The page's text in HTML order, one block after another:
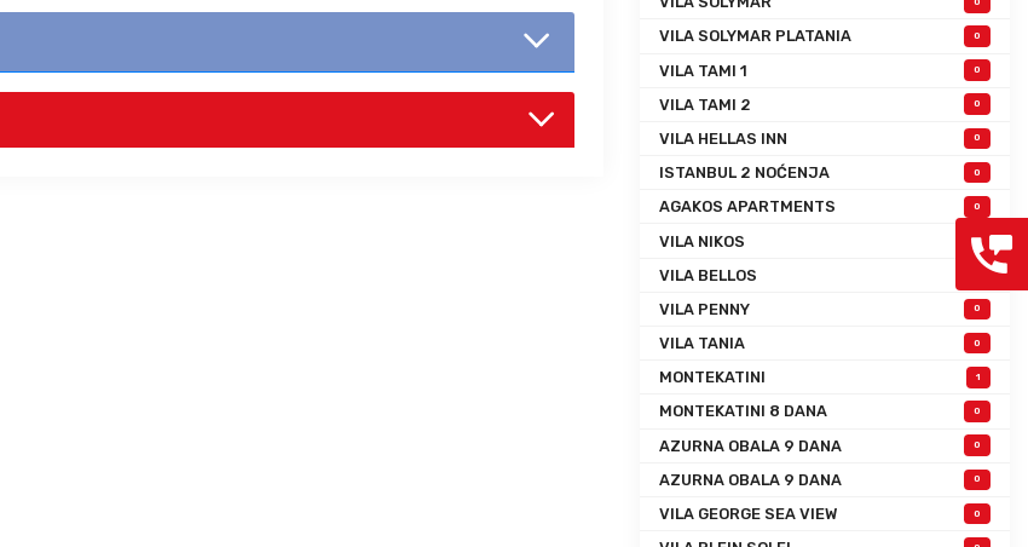
VILA SOLYMAR PLATANIA 0
VILA TAMI 1 0
VILA TAMI 2 0
VILA HELLAS INN 0
ISTANBUL 2 NOĆENJA 0
AGAKOS APARTMENTS 0
VILA NIKOS 0
VILA BELLOS
VILA PENNY 0
VILA TANIA 0
MONTEKATINI 1
MONTEKATINI 8 DANA 0
AZURNA OBALA 9 DANA 0
AZURNA OBALA 9 DANA 0
VILA GEORGE SEA VIEW 0